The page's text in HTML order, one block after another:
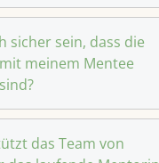
sicher sein, dass die
meinem Mentee
das Team von